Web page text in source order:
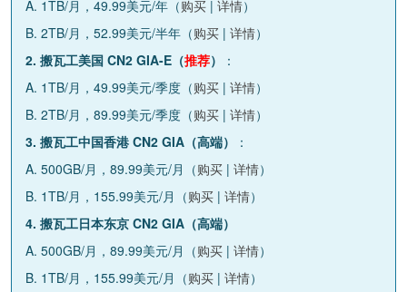
A. 1TB/月，49.99美元/年（购买 | 详情）
B. 2TB/月，52.99美元/半年（购买 | 详情）
2. 搬瓦工美国 CN2 GIA-E（推荐）
：
A. 1TB/月，49.99美元/季度（购买 | 详情）
B. 2TB/月，89.99美元/季度（购买 | 详情）
3. 搬瓦工中国香港 CN2 GIA（高端）
：
A. 500GB/月，89.99美元/月（购买 | 详情）
B. 1TB/月，155.99美元/月（购买 | 详情）
4. 搬瓦工日本东京 CN2 GIA（高端）
A. 500GB/月，89.99美元/月（购买 | 详情）
B. 1TB/月，155.99美元/月（购买 | 详情）